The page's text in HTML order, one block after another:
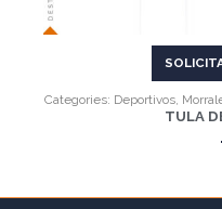
Categories: Deportivos
TULA